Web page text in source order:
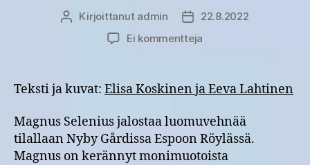
Kirjoittaja
Kirjoittanut admin Julkaisupäivämäärä
22.8.2022
Ei kommentteja
Seleniuksen
tilalla
Espoossa
2.8.2022
Teksti ja kuvat: Elisa Koskinen ja Eeva Lahtinen
Magnus Selenius jalostaa luomuvehnää
tilallaan Nyby Gårdissa Espoon Röylässä.
Magnus on kerännyt monimuotoista